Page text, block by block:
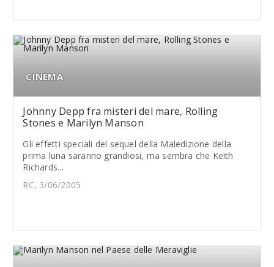
CINEMA
Johnny Depp fra misteri del mare, Rolling
Stones e Marilyn Manson
Gli effetti speciali del sequel della Maledizione della
prima luna saranno grandiosi, ma sembra che Keith
Richards...
RC, 3/06/2005